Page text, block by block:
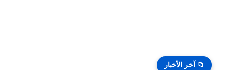
📁 آخر الأخبار